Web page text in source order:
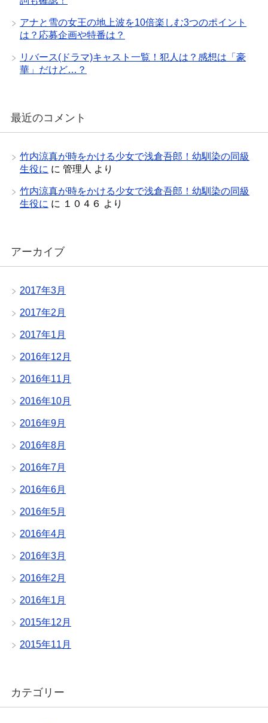
アナと雪の女王の地上波を10倍楽しむ3つのポイント
は？応募企画や特番は？
リバース(ドラマ)キャスト一覧！犯人は？感想は「豪
華」だけど…？
最近のコメント
竹内涼真が時をかける少女で浅倉吾郎！幼馴染の同級
生役に に 管理人 より
竹内涼真が時をかける少女で浅倉吾郎！幼馴染の同級
生役に に １０４６ より
アーカイブ
2017年3月
2017年2月
2017年1月
2016年12月
2016年11月
2016年10月
2016年9月
2016年8月
2016年7月
2016年6月
2016年5月
2016年4月
2016年3月
2016年2月
2016年1月
2015年12月
2015年11月
カテゴリー